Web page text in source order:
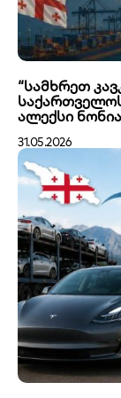
“სამხრეთ
ალექსი
31.05.2026